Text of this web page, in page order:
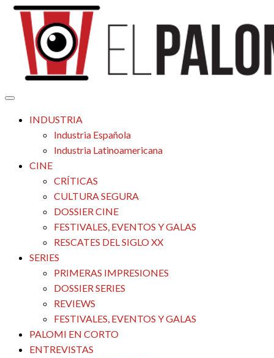
Saltar
contenido
El Palomitrón
Tu espacio de la industria de cine española y latinoamericana
INDUSTRIA
Industria Española
Industria Latinoamericana
CINE
CRÍTICAS
CULTURA SEGURA
DOSSIER CINE
FESTIVALES, EVENTOS Y GALAS
RESCATES DEL SIGLO XX
SERIES
PRIMERAS IMPRESIONES
DOSSIER SERIES
REVIEWS
FESTIVALES, EVENTOS Y GALAS
PALOMI EN CORTO
ENTREVISTAS